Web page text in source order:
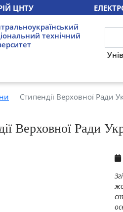
ЦНТУ
технічний
Стипендії Верховної Ради
Верховної Ради